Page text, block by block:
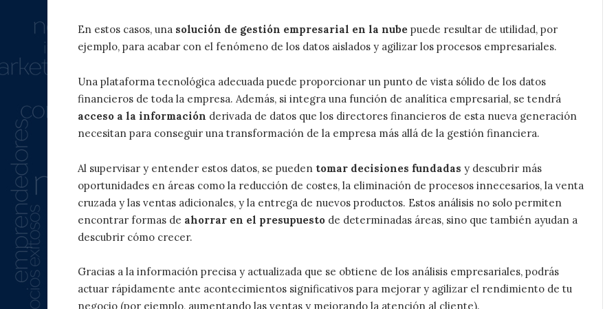
En estos casos, una solución de gestión empresarial en la nube puede resultar de utilidad, por
ejemplo, para acabar con el fenómeno de los datos aislados y agilizar los procesos empresariales.
Una plataforma tecnológica adecuada puede proporcionar un punto de vista sólido de los datos
financieros de toda la empresa. Además, si integra una función de analítica empresarial, se tendrá
acceso a la información derivada de datos que los directores financieros de esta nueva generación
necesitan para conseguir una transformación de la empresa más allá de la gestión financiera.
Al supervisar y entender estos datos, se pueden tomar decisiones fundadas y descubrir más
oportunidades en áreas como la reducción de costes, la eliminación de procesos innecesarios, la venta
cruzada y las ventas adicionales, y la entrega de nuevos productos. Estos análisis no solo permiten
encontrar formas de ahorrar en el presupuesto de determinadas áreas, sino que también ayudan a
descubrir cómo crecer.
Gracias a la información precisa y actualizada que se obtiene de los análisis empresariales, podrás
actuar rápidamente ante acontecimientos significativos para mejorar y agilizar el rendimiento de tu
negocio (por ejemplo, aumentando las ventas y mejorando la atención al cliente).